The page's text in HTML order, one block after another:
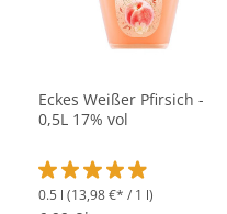
Eckes Weißer Pfirsich -
0,5L 17% vol
Durchschnittliche
0.5 l (13,98 €* / 1 l)